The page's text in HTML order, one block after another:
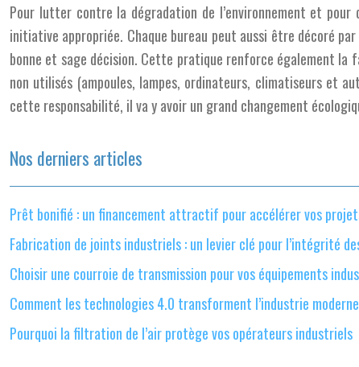
Pour lutter contre la dégradation de l’environnement et
initiative appropriée. Chaque bureau peut aussi être décoré
bonne et sage décision. Cette pratique renforce également la
non utilisés (ampoules, lampes, ordinateurs, climatiseurs et
cette responsabilité, il va y avoir un grand changement
Nos derniers articles
Prêt bonifié : un financement attractif pour accélérer vos
Fabrication de joints industriels : un levier clé pour l’intégrité
Choisir une courroie de transmission pour vos équipements
Comment les technologies 4.0 transforment l’industrie moderne
Pourquoi la filtration de l’air protège vos opérateurs industriels